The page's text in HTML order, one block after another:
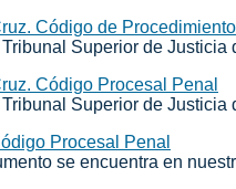
Código de
Tribunal Superior de Justicia
Código Procesal Penal
Tribunal Superior de Justicia
Procesal Penal
se encuentra en